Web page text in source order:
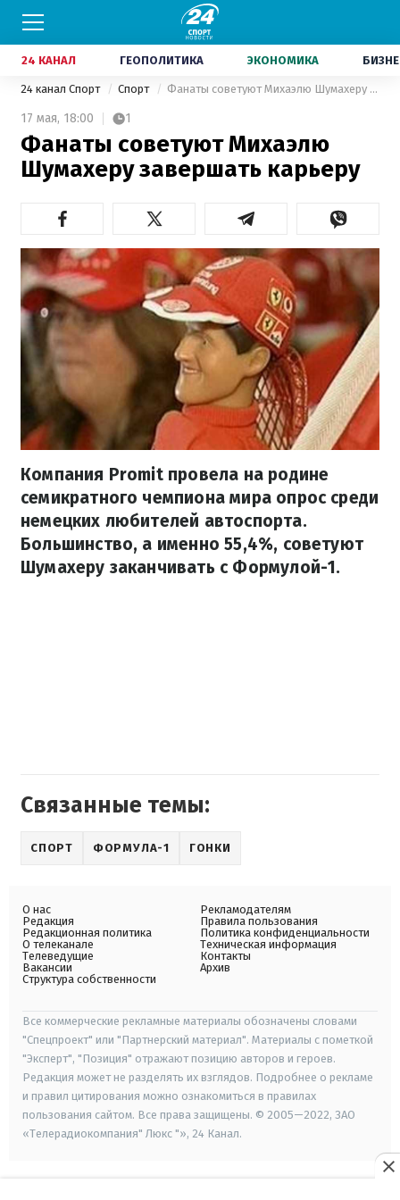
24 КАНАЛ ГЕОПОЛИТИКА ЭКОНОМИКА
24 канал Спорт Спорт Фанаты советуют Михаэлю Шумахеру завершать карьеру
17 мая, 18:00 1
Фанаты советуют Михаэлю
Шумахеру завершать карьеру
Компания Promit провела на родине
семикратного чемпиона мира опрос среди
немецких любителей автоспорта.
Большинство, а именно 55,4%, советуют
Шумахеру заканчивать с Формулой-1.
Связанные темы:
СПОРТ ФОРМУЛА-1 ГОНКИ
О нас
Редакция
Редакционная политика
О телеканале
Телеведущие
Вакансии
Структура собственности
Рекламодателям
Правила пользования
Политика конфиденциальности
Техническая информация
Контакты
Архив
Все коммерческие рекламные материалы обозначены словами
"Спецпроект" или "Партнерский материал". Материалы с пометкой
"Эксперт", "Позиция" отражают позицию авторов и героев.
Редакция может не разделять их взглядов. Подробнее о рекламе
и правил цитирования можно ознакомиться в правилах
пользования сайтом. Все права защищены. © 2005—2022, ЗАО
«Телерадиокомпания" Люкс "», 24 Канал.